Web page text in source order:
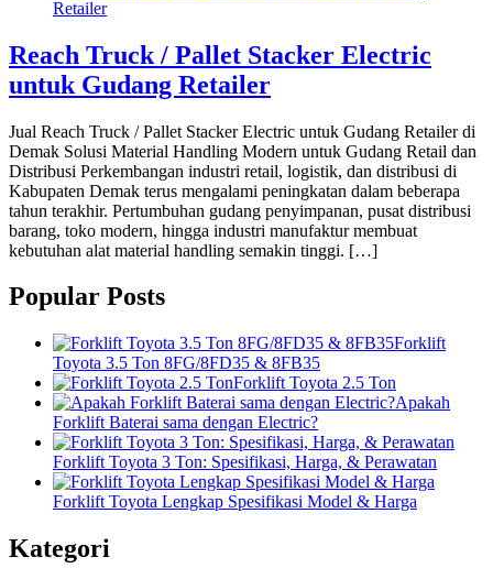
Reach Truck / Pallet Stacker Electric
untuk Gudang Retailer
Jual Reach Truck / Pallet Stacker Electric untuk Gudang Retailer di
Demak Solusi Material Handling Modern untuk Gudang Retail dan
Distribusi Perkembangan industri retail, logistik, dan distribusi di
Kabupaten Demak terus mengalami peningkatan dalam beberapa
tahun terakhir. Pertumbuhan gudang penyimpanan, pusat distribusi
barang, toko modern, hingga industri manufaktur membuat
kebutuhan alat material handling semakin tinggi. […]
Popular Posts
Forklift
Toyota 3.5 Ton 8FG/8FD35 & 8FB35
Forklift Toyota 2.5 Ton
Apakah
Forklift Baterai sama dengan Electric?
Forklift Toyota 3 Ton: Spesifikasi, Harga, & Perawatan
Forklift Toyota Lengkap Spesifikasi Model & Harga
Kategori